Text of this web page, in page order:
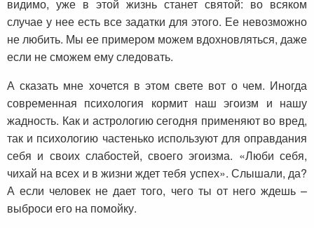
видимо, уже в этой жизнь станет святой: во всяком
случае у нее есть все задатки для этого. Ее невозможно
не любить. Мы ее примером можем вдохновляться, даже
если не сможем ему следовать.
А сказать мне хочется в этом свете вот о чем. Иногда
современная психология кормит наш эгоизм и нашу
жадность. Как и астрологию сегодня применяют во вред,
так и психологию частенько используют для оправдания
себя и своих слабостей, своего эгоизма. «Люби себя,
чихай на всех и в жизни ждет тебя успех». Слышали, да?
А если человек не дает того, чего ты от него ждешь –
выброси его на помойку.